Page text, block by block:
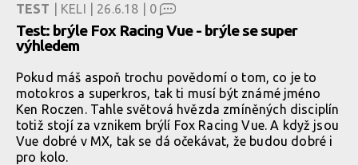
TEST | KELI | 26.6.18 | 0
Test: brýle Fox Racing Vue - brýle se super
výhledem
Pokud máš aspoň trochu povědomí o tom, co je to
motokros a superkros, tak ti musí být známé jméno
Ken Roczen. Tahle světová hvězda zmíněných disciplín
totiž stojí za vznikem brýlí Fox Racing Vue. A když jsou
Vue dobré v MX, tak se dá očekávat, že budou dobré i
pro kolo.